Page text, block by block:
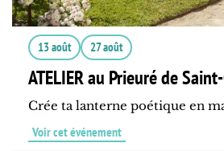
13 août 27 août
ATELIER au Prieuré de
Crée ta lanterne poétique en
Voir cet événement